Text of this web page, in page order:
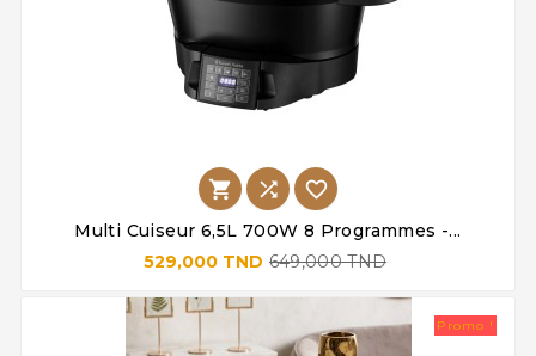
  
Multi Cuiseur 6,5L 700W 8 Programmes -...
529,000 TND 649,000 TND
Promo !